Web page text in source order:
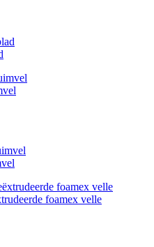
foamex velle